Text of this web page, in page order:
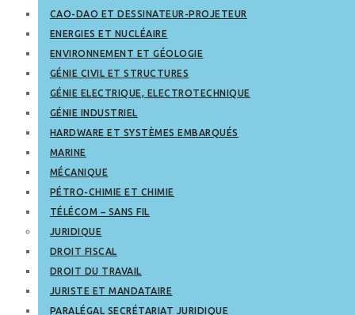
CAO-DAO ET DESSINATEUR-PROJETEUR
ENERGIES ET NUCLÉAIRE
ENVIRONNEMENT ET GÉOLOGIE
GÉNIE CIVIL ET STRUCTURES
GÉNIE ELECTRIQUE, ELECTROTECHNIQUE
GÉNIE INDUSTRIEL
HARDWARE ET SYSTÈMES EMBARQUÉS
MARINE
MÉCANIQUE
PÉTRO-CHIMIE ET CHIMIE
TÉLÉCOM – SANS FIL
JURIDIQUE
DROIT FISCAL
DROIT DU TRAVAIL
JURISTE ET MANDATAIRE
PARALÉGAL SECRÉTARIAT JURIDIQUE